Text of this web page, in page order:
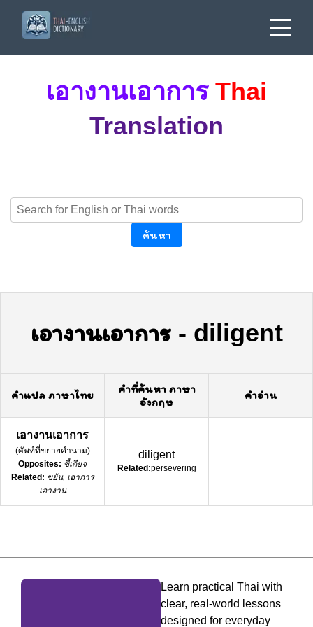
เอางานเอาการ Thai
Translation
ค้นหา
เอางานเอาการ- diligent
คำแปล ภาษาไทย
คำที่ค้นหา ภาษา
อังกฤษ
คำอ่าน
เอางานเอาการ
(ศัพท์ที่ขยายคำนาม)
Opposites: ขี้เกียจ
Related: ขยัน, เอาการ
เอางาน
diligent
Related:persevering
Learn practical Thai with
clear, real-world lessons
designed for everyday